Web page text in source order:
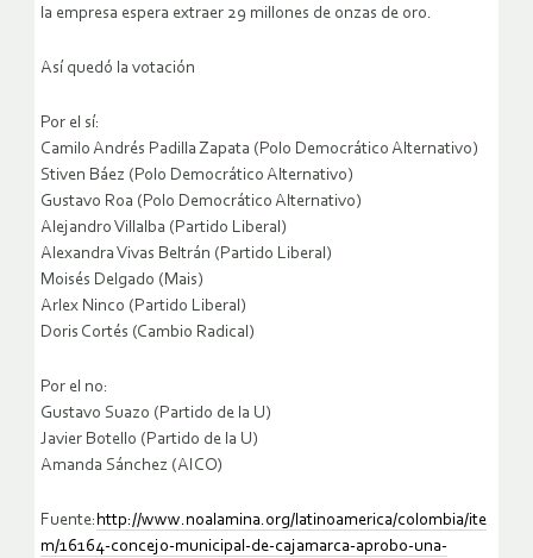
la empresa espera extraer 29 millones de onzas de oro.
Así quedó la votación
Por el sí:
Camilo Andrés Padilla Zapata (Polo Democrático Alternativo)
Stiven Báez (Polo Democrático Alternativo)
Gustavo Roa (Polo Democrático Alternativo)
Alejandro Villalba (Partido Liberal)
Alexandra Vivas Beltrán (Partido Liberal)
Moisés Delgado (Mais)
Arlex Ninco (Partido Liberal)
Doris Cortés (Cambio Radical)
Por el no:
Gustavo Suazo (Partido de la U)
Javier Botello (Partido de la U)
Amanda Sánchez (AICO)
Fuente: http://www.noalamina.org/latinoamerica/colombia/ite
m/16164-concejo-municipal-de-cajamarca-aprobo-una-